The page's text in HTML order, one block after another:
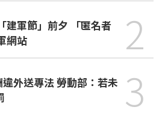
建軍節」前夕 「匿名者
網站
2
外送專法 勞動部：若未 3